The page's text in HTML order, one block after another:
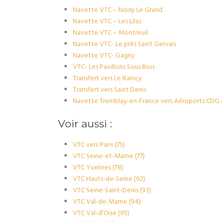
Navette VTC – Noisy Le Grand
Navette VTC – Les Lilas
Navette VTC – Montreuil
Navette VTC- Le prés Saint Gervais
Navette VTC- Gagny
VTC- Les Pavillons Sous Bois
Transfert vers Le Raincy
Transfert vers Saint Denis
Navette Tremblay-en-France vers Aéroports CDG
Voir aussi :
VTC vers Paris (75)
VTC Seine-et-Marne (77)
VTC Yvelines (78)
VTC Hauts-de-Seine (92)
VTC Seine-Saint-Denis (93)
VTC Val-de-Marne (94)
VTC Val-d’Oise (95)